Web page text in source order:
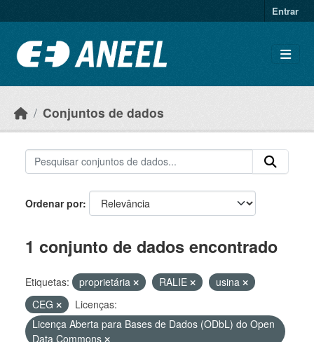
Entrar
Conjuntos de dados
Ordenar por
1 conjunto de dados encontrado
Etiquetas: proprietária RALIE
usina
CEG
Licenças:
Licença Aberta para Bases de Dados (ODbL) do Open
Data Commons